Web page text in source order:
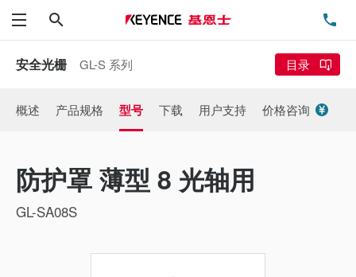
菜单
安全光栅 GL-S 系列 目录
概述 产品规格 型号 下载 用户支持 价格咨询
防护罩 薄型 8 光轴用
GL-SA08S